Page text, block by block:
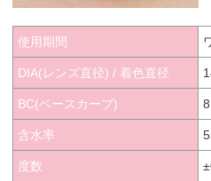
使用期間
DIA(レンズ直径) / 着色直径
BC(ベースカーブ)
含水率
度数